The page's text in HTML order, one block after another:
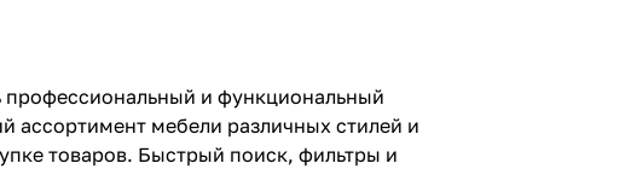
профессиональный и функциональный
мебели различных стилей и
товаров. Быстрый поиск, фильтры и